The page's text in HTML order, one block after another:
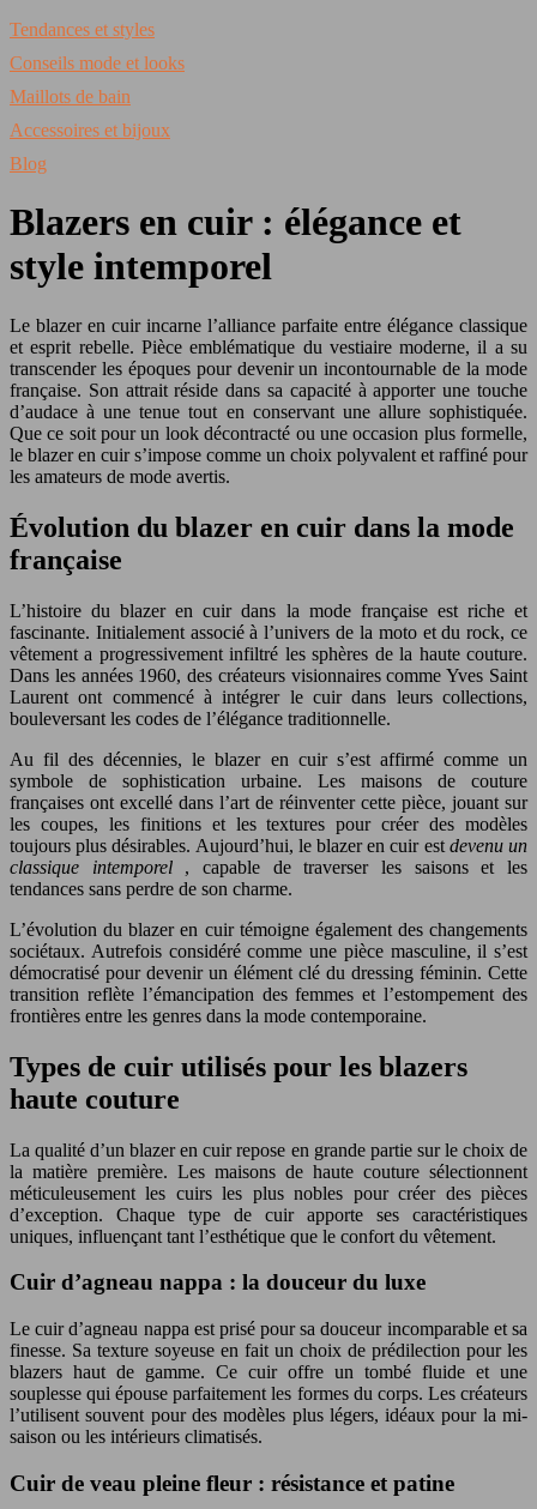
Tendances et styles
Conseils mode et looks
Maillots de bain
Accessoires et bijoux
Blog
Blazers en cuir : élégance et
style intemporel
Le blazer en cuir incarne l’alliance parfaite entre élégance classique
et esprit rebelle. Pièce emblématique du vestiaire moderne, il a su
transcender les époques pour devenir un incontournable de la mode
française. Son attrait réside dans sa capacité à apporter une touche
d’audace à une tenue tout en conservant une allure sophistiquée.
Que ce soit pour un look décontracté ou une occasion plus formelle,
le blazer en cuir s’impose comme un choix polyvalent et raffiné pour
les amateurs de mode avertis.
Évolution du blazer en cuir dans la mode
française
L’histoire du blazer en cuir dans la mode française est riche et
fascinante. Initialement associé à l’univers de la moto et du rock, ce
vêtement a progressivement infiltré les sphères de la haute couture.
Dans les années 1960, des créateurs visionnaires comme Yves Saint
Laurent ont commencé à intégrer le cuir dans leurs collections,
bouleversant les codes de l’élégance traditionnelle.
Au fil des décennies, le blazer en cuir s’est affirmé comme un
symbole de sophistication urbaine. Les maisons de couture
françaises ont excellé dans l’art de réinventer cette pièce, jouant sur
les coupes, les finitions et les textures pour créer des modèles
toujours plus désirables. Aujourd’hui, le blazer en cuir est devenu un
classique intemporel , capable de traverser les saisons et les
tendances sans perdre de son charme.
L’évolution du blazer en cuir témoigne également des changements
sociétaux. Autrefois considéré comme une pièce masculine, il s’est
démocratisé pour devenir un élément clé du dressing féminin. Cette
transition reflète l’émancipation des femmes et l’estompement des
frontières entre les genres dans la mode contemporaine.
Types de cuir utilisés pour les blazers
haute couture
La qualité d’un blazer en cuir repose en grande partie sur le choix de
la matière première. Les maisons de haute couture sélectionnent
méticuleusement les cuirs les plus nobles pour créer des pièces
d’exception. Chaque type de cuir apporte ses caractéristiques
uniques, influençant tant l’esthétique que le confort du vêtement.
Cuir d’agneau nappa : la douceur du luxe
Le cuir d’agneau nappa est prisé pour sa douceur incomparable et sa
finesse. Sa texture soyeuse en fait un choix de prédilection pour les
blazers haut de gamme. Ce cuir offre un tombé fluide et une
souplesse qui épouse parfaitement les formes du corps. Les créateurs
l’utilisent souvent pour des modèles plus légers, idéaux pour la mi-
saison ou les intérieurs climatisés.
Cuir de veau pleine fleur : résistance et patine